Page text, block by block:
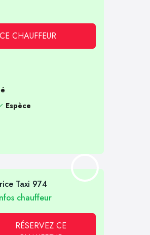
CHAUFFEUR
Espèce
Taxi 974
chauffeur
RÉSERVEZ CE